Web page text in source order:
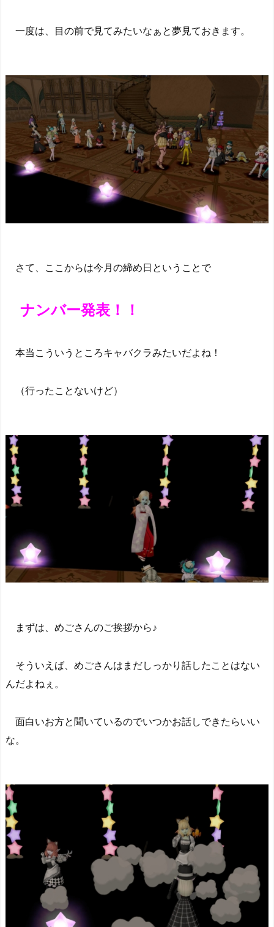
一度は、目の前で見てみたいなぁと夢見ておきます。
さて、ここからは今月の締め日ということで
ナンバー発表！！
本当こういうところキャバクラみたいだよね！
（行ったことないけど）
まずは、めごさんのご挨拶から♪
そういえば、めごさんはまだしっかり話したことはない
んだよねぇ。
面白いお方と聞いているのでいつかお話しできたらいい
な。